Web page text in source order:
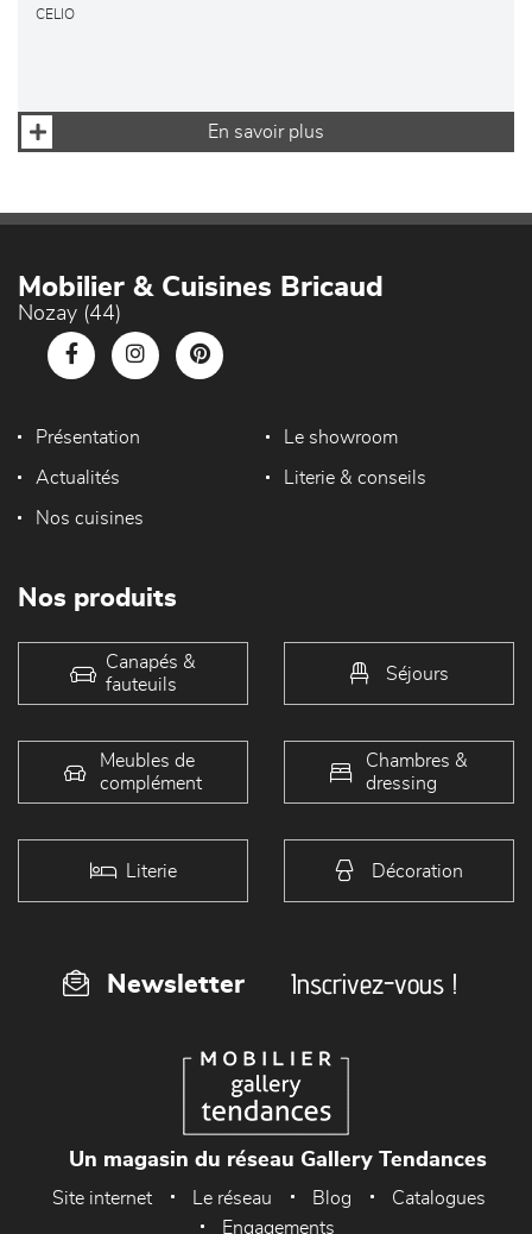
CELIO
En savoir plus
Mobilier & Cuisines Bricaud
Nozay (44)
Présentation Le showroom
Actualités Literie & conseils
Nos cuisines
Nos produits
Canapés &
fauteuils
Séjours
Meubles de
complément
Chambres &
dressing
Literie Décoration
Newsletter Inscrivez-vous !
Un magasin du réseau Gallery Tendances
Site internet Le réseau Blog
Catalogues
Engagements